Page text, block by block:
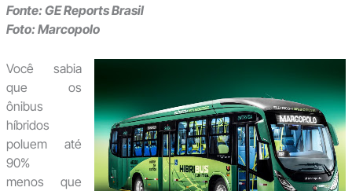
Fonte: GE Reports Brasil
Foto:Marcopolo
Você sabia
que os
ônibus
híbridos
poluem até
90%
menos que